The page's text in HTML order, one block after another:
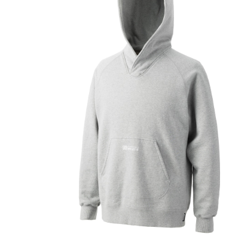
100A HEAVYWEIGHT SWEAT HOODIE